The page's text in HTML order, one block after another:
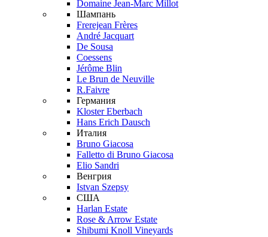
Domaine Jean-Marc Millot
Шампань
Frerejean Frères
André Jacquart
De Sousa
Coessens
Jérôme Blin
Le Brun de Neuville
R.Faivre
Германия
Kloster Eberbach
Hans Erich Dausch
Италия
Bruno Giacosa
Falletto di Bruno Giacosa
Elio Sandri
Венгрия
Istvan Szepsy
США
Harlan Estate
Rose & Arrow Estate
Shibumi Knoll Vineyards